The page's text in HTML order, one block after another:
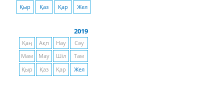
Қыр
Қаз Қар Жел
2019
Қаң Ақп Нау
Сәу
Мам
Мау Шіл
Там
Қыр
Қаз Қар Жел